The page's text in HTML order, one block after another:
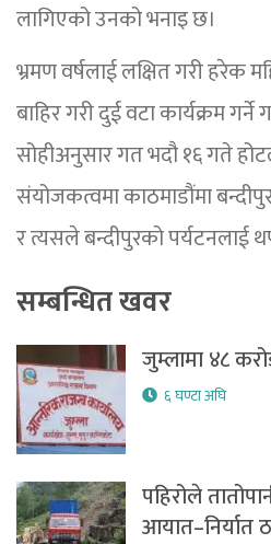
लागिएको उनको भनाइ छ।
भ्रमण वर्षलाई लक्षित गरी हरेक
बाहिर गरी दुई वटा कार्यक्रम
सोहीअनुसार गत भदौ १६ गते
संयोजकत्वमा काठमाडौंमा
र त्यसले बन्दीपुरको पर्यटनलाई
सम्बन्धित खवर
जुम्लामा ४८
६ घण्टा अघि
पहिरोले
आयात–निर्यात